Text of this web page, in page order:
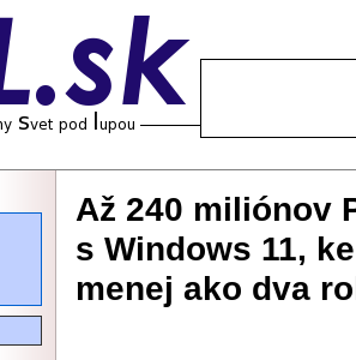
Až 240 miliónov
s Windows 11,
menej ako dva